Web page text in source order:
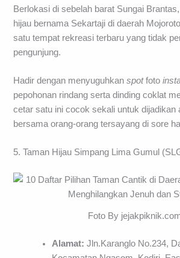
Berlokasi di sebelah barat Sungai
hijau bernama Sekartaji di daerah
satu tempat rekreasi terbaru yang tidak
pengunjung.
Hadir dengan menyuguhkanspotfoto
pepohonan rindang serta dinding coklat
cetar satu ini cocok sekali untuk dijadikan
bersama orang-orang tersayang di sore
5. Taman Hijau Simpang Lima Gumul
Foto By
Alamat: Jln.Karanglo No.234,